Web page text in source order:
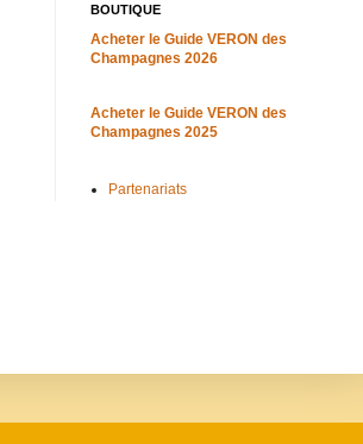
BOUTIQUE
Acheter le Guide VERON des
Champagnes 2026
Acheter le Guide VERON des
Champagnes 2025
Partenariats